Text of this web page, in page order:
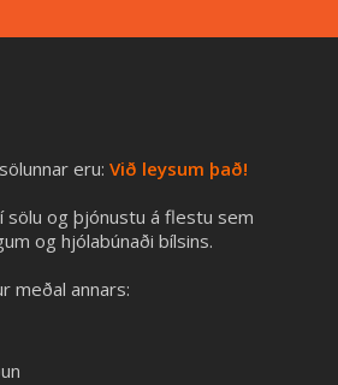
eru: Við leysum það!
sölu og þjónustu á flestu sem
og hjólabúnaði bílsins.
meðal annars: